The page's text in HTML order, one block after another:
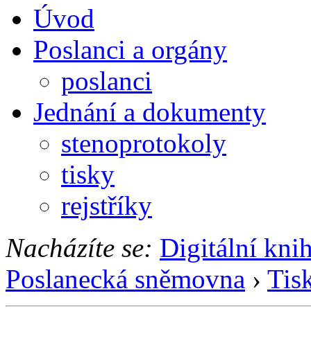
Úvod
Poslanci a orgány
poslanci
Jednání a dokumenty
stenoprotokoly
tisky
rejstříky
Nacházíte se: Digitální
Poslanecká sněmovna ›